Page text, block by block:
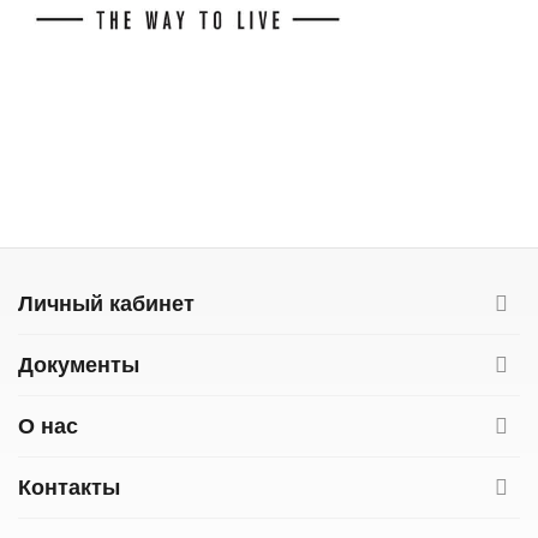
Личный кабинет
Документы
О нас
Контакты